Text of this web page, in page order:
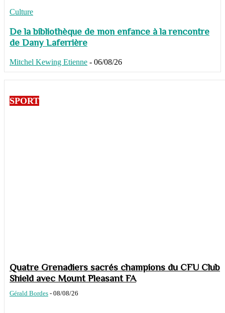
Culture
De la bibliothèque de mon enfance à la rencontre
de Dany Laferrière
Mitchel Kewing Etienne - 06/08/26
SPORT
Quatre Grenadiers sacrés champions du CFU Club
Shield avec Mount Pleasant FA
Gérald Bordes - 08/08/26